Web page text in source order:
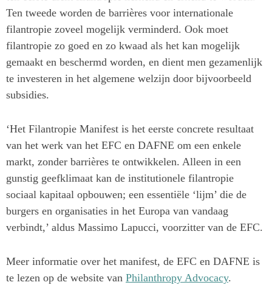
Ten tweede worden de barrières voor internationale
filantropie zoveel mogelijk verminderd. Ook moet
filantropie zo goed en zo kwaad als het kan mogelijk
gemaakt en beschermd worden, en dient men gezamenlijk
te investeren in het algemene welzijn door bijvoorbeeld
subsidies.
‘Het Filantropie Manifest is het eerste concrete resultaat
van het werk van het EFC en DAFNE om een enkele
markt, zonder barrières te ontwikkelen. Alleen in een
gunstig geefklimaat kan de institutionele filantropie
sociaal kapitaal opbouwen; een essentiële ‘lijm’ die de
burgers en organisaties in het Europa van vandaag
verbindt,’ aldus Massimo Lapucci, voorzitter van de EFC.
Meer informatie over het manifest, de EFC en DAFNE is
te lezen op de website van Philanthropy Advocacy.